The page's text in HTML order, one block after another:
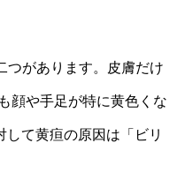
つがあります。皮膚だけ
顔や手足が特に黄色くな
て黄疸の原因は「ビリ